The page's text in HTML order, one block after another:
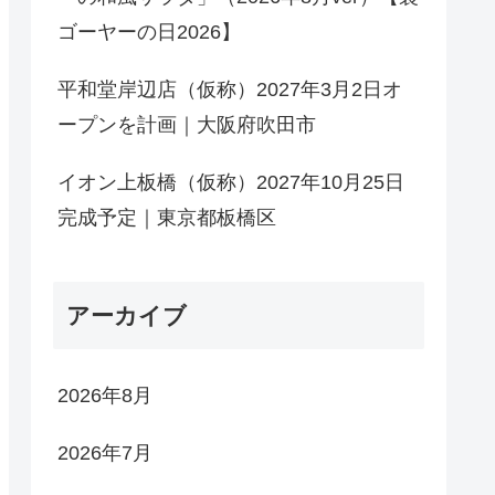
ゴーヤーの日2026】
平和堂岸辺店（仮称）2027年3月2日オ
ープンを計画｜大阪府吹田市
イオン上板橋（仮称）2027年10月25日
完成予定｜東京都板橋区
アーカイブ
2026年8月
2026年7月